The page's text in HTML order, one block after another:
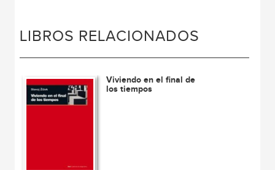
LIBROS RELACIONADOS
Viviendo en el final de
los tiempos